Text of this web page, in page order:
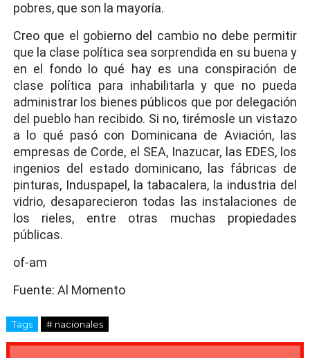
pobres, que son la mayoría.
Creo que el gobierno del cambio no debe permitir
que la clase política sea sorprendida en su buena y
en el fondo lo qué hay es una conspiración de
clase política para inhabilitarla y que no pueda
administrar los bienes públicos que por delegación
del pueblo han recibido. Si no, tirémosle un vistazo
a lo qué pasó con Dominicana de Aviación, las
empresas de Corde, el SEA, Inazucar, las EDES, los
ingenios del estado dominicano, las fábricas de
pinturas, Induspapel, la tabacalera, la industria del
vidrio, desaparecieron todas las instalaciones de
los rieles, entre otras muchas propiedades
públicas.
of-am
Fuente: Al Momento
Tags # nacionales